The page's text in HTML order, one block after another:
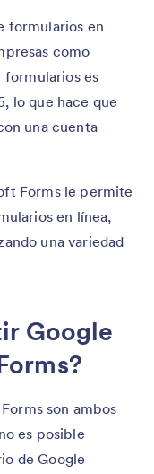
formularios en
como
formularios es
lo que hace que
una cuenta
Forms le permite
en línea,
una variedad
Google
son ambos
es posible
de Google